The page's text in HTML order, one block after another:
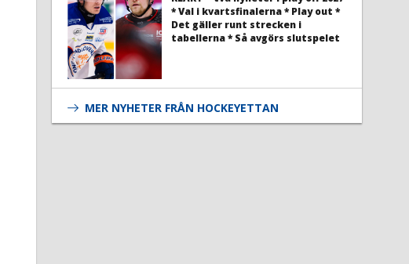
* Val i kvartsfinalerna * Play out *
Det gäller runt strecken i
tabellerna * Så avgörs slutspelet
MER NYHETER FRÅN HOCKEYETTAN